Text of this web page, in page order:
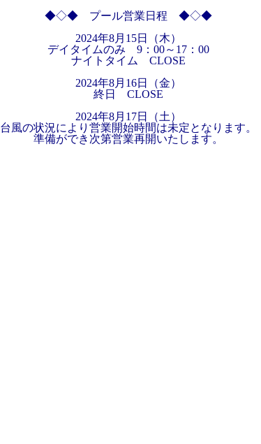
◆◇◆ プール営業日程 ◆◇◆
2024年8月15日（木）
デイタイムのみ 9：00～17：00
ナイトタイム CLOSE
2024年8月16日（金）
終日 CLOSE
2024年8月17日（土）
台風の状況により営業開始時間は未定となります。
準備ができ次第営業再開いたします。